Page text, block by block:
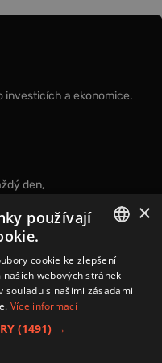
investicích a ekonomice.
den,
souhlas spodmínkami
CZECH
×
používají
cookie ke zlepšení
webových stránek
souladu s našimi zásadami
Více informací
(1491) →